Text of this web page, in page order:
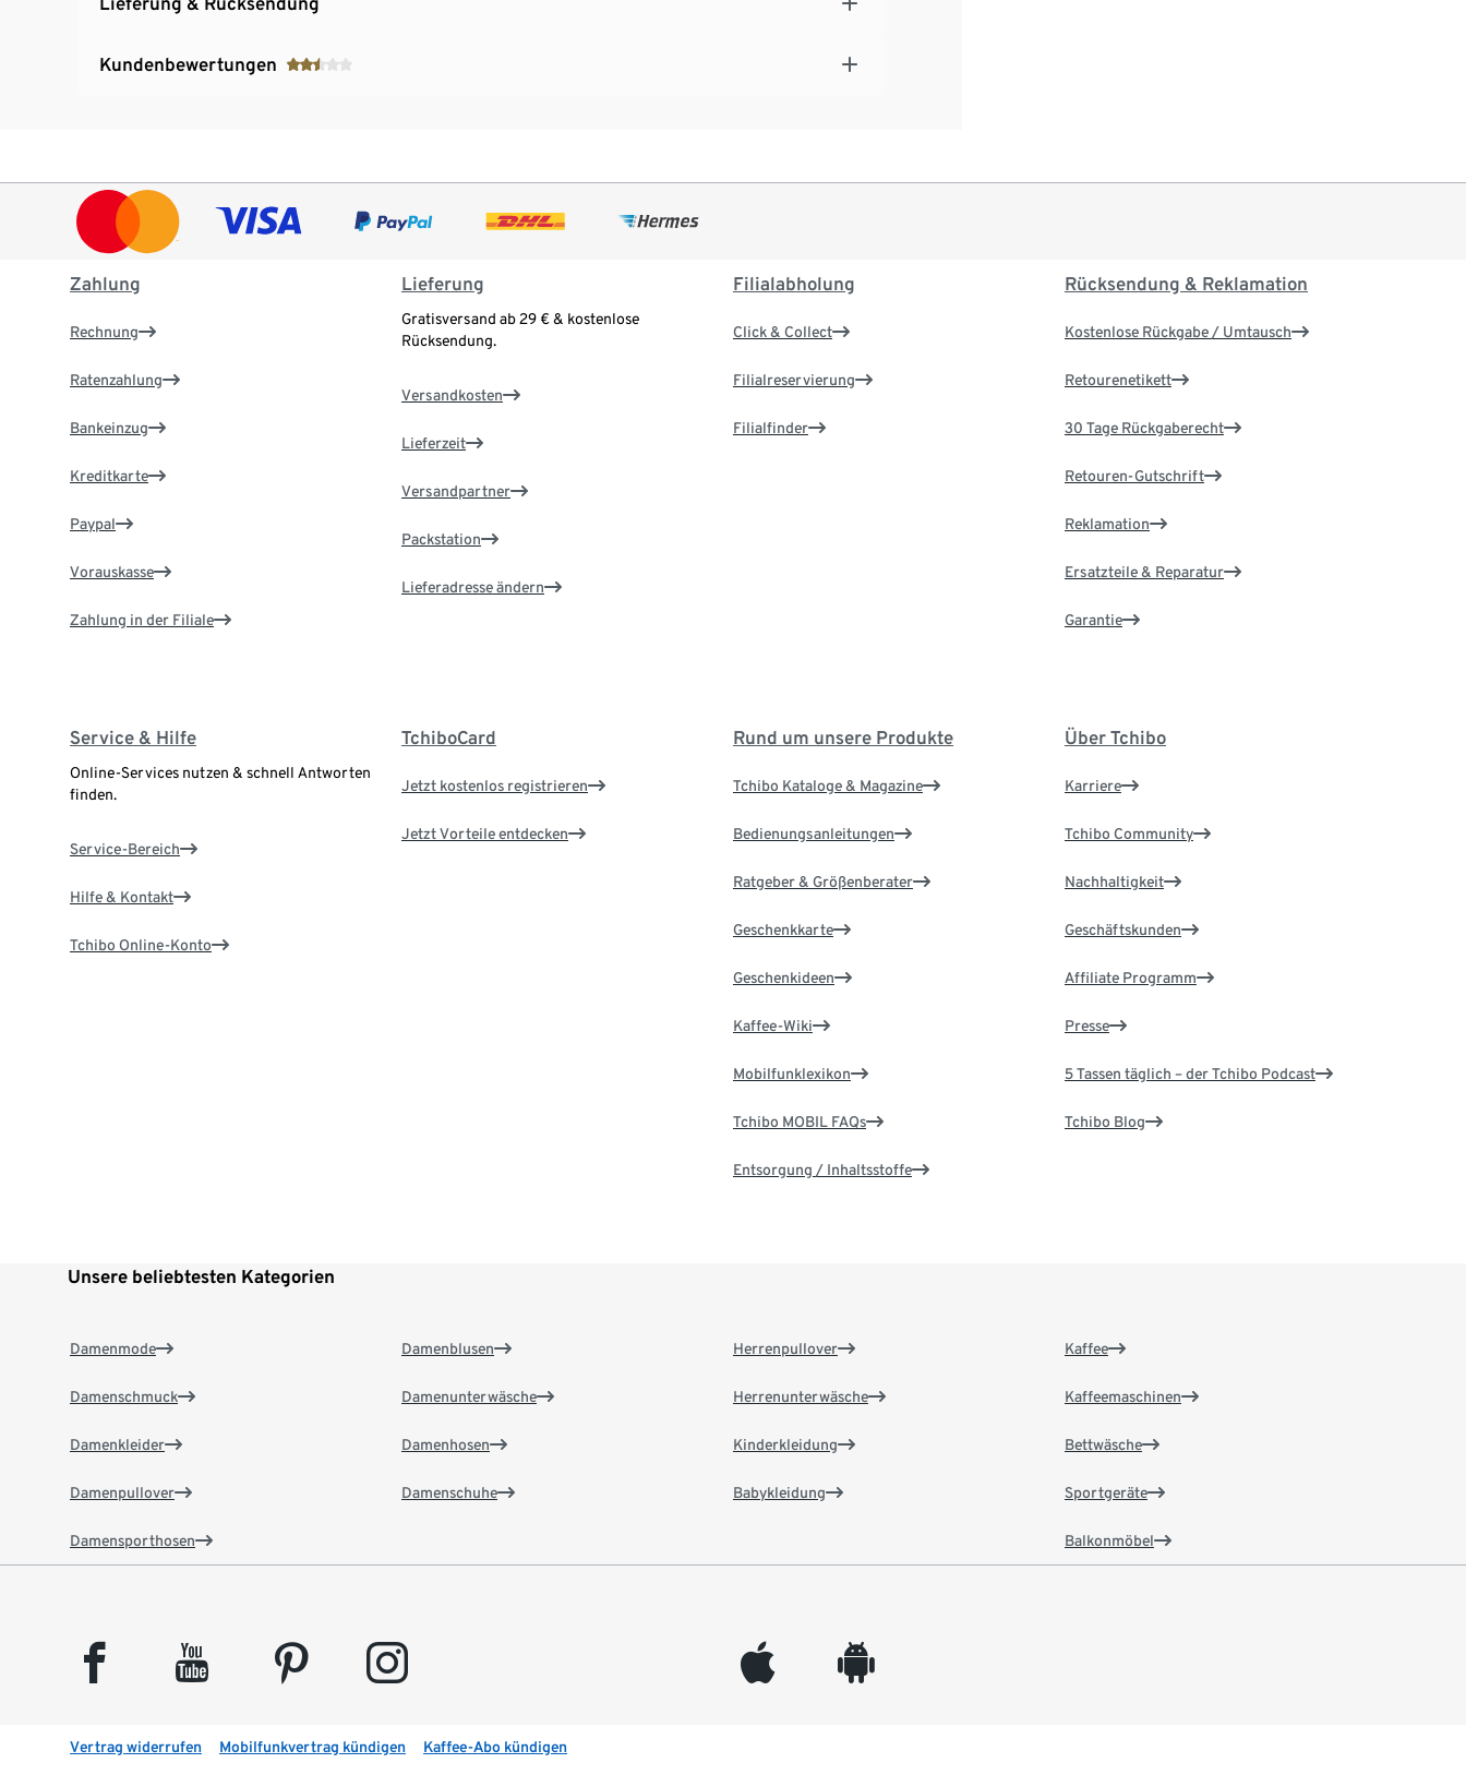
Kundenbewertungen
Zahlung
Rechnung
Ratenzahlung
Bankeinzug
Kreditkarte
Paypal
Vorauskasse
Zahlung in der Filiale
Lieferung
Gratisversand ab 29 € & kostenlose
Rücksendung.
Versandkosten
Lieferzeit
Versandpartner
Packstation
Lieferadresse ändern
Filialabholung
Click & Collect
Filialreservierung
Filialfinder
Rücksendung & Reklamation
Kostenlose Rückgabe / Umtausch
Retourenetikett
30 Tage Rückgaberecht
Retouren-Gutschrift
Reklamation
Ersatzteile & Reparatur
Garantie
Service & Hilfe
Online-Services nutzen & schnell Antworten
finden.
Service-Bereich
Hilfe & Kontakt
Tchibo Online-Konto
TchiboCard
Jetzt kostenlos registrieren
Jetzt Vorteile entdecken
Rund um unsere Produkte
Tchibo Kataloge & Magazine
Bedienungsanleitungen
Ratgeber & Größenberater
Geschenkkarte
Geschenkideen
Kaffee-Wiki
Mobilfunklexikon
Tchibo MOBIL FAQs
Entsorgung / Inhaltsstoffe
Über Tchibo
Karriere
Tchibo Community
Nachhaltigkeit
Geschäftskunden
Affiliate Programm
Presse
5 Tassen täglich – der Tchibo Podcast
Tchibo Blog
Unsere beliebtesten Kategorien
Damenmode
Damenschmuck
Damenkleider
Damenpullover
Damensporthosen
Damenblusen
Damenunterwäsche
Damenhosen
Damenschuhe
Herrenpullover
Herrenunterwäsche
Kinderkleidung
Babykleidung
Kaffee
Kaffeemaschinen
Bettwäsche
Sportgeräte
Balkonmöbel
facebook youtube pinterest instagram appleinc android
Vertrag widerrufen Mobilfunkvertrag kündigen Kaffee-Abo kündigen